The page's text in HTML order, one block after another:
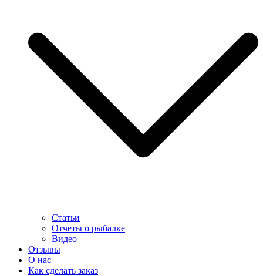
Статьи
Отчеты о рыбалке
Видео
Отзывы
О нас
Как сделать заказ